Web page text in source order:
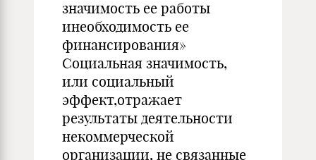
значимость ее работы
инеобходимость ее
финансирования»
Социальная значимость,
или соци­альный
эффект,отражает
результаты деятельности
не­коммерческой
организации, не связанные